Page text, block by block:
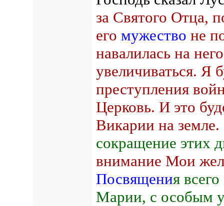
за Святого Отца,
его мужество не
навалилась на
увеличиваться. Я
преступления
Церковь. И это
Викарии на
сокращение этих
внимание Мои
Посвящения
Марии, с особым